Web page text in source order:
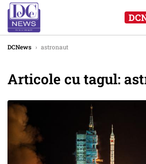
DCNews › astronaut
Articole cu tagul: